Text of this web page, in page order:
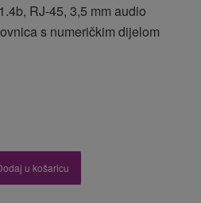
RJ-45, 3,5 mm audio
s numeričkim dijelom
u košaricu